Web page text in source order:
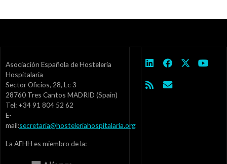
Asociación Española de Hostelería
Hospitalaria
Sector Oficios, 28, Lc 3
28760 Tres Cantos MADRID (Spain)
Tel: +34 91 804 52 62
E-
mail:secretaria@hosteleriahospitalaria.org
La AEHH es miembro de la: